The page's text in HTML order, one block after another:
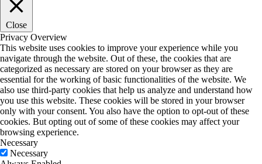
Close
Privacy Overview
This website uses cookies to improve your experience while you
navigate through the website. Out of these, the cookies that are
categorized as necessary are stored on your browser as they are
essential for the working of basic functionalities of the website. We
also use third-party cookies that help us analyze and understand how
you use this website. These cookies will be stored in your browser
only with your consent. You also have the option to opt-out of these
cookies. But opting out of some of these cookies may affect your
browsing experience.
Necessary
Necessary